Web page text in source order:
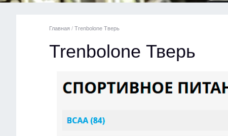
Главная / Trenbolone Тверь
Trenbolone Тверь